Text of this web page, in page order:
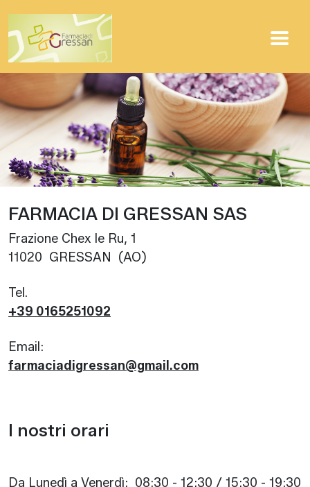
FARMACIA DI GRESSAN SAS
Frazione Chex le Ru, 1
11020 GRESSAN (AO)
Tel.
+39 0165251092
Email:
farmaciadigressan@gmail.com
I nostri orari
Da Lunedì a Venerdì: 08:30 - 12:30 / 15:30 - 19:30